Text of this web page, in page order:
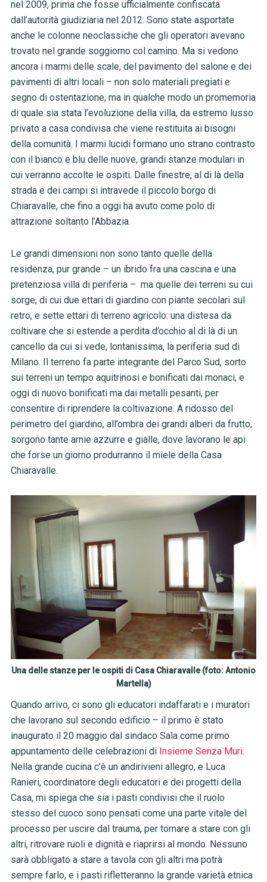
nel 2009, prima che fosse ufficialmente confiscata
dall’autorità giudiziaria nel 2012. Sono state asportate
anche le colonne neoclassiche che gli operatori avevano
trovato nel grande soggiorno col camino. Ma si vedono
ancora i marmi delle scale, del pavimento del salone e dei
pavimenti di altri locali – non solo materiali pregiati e
segno di ostentazione, ma in qualche modo un promemoria
di quale sia stata l’evoluzione della villa, da estremo lusso
privato a casa condivisa che viene restituita ai bisogni
della comunità. I marmi lucidi formano uno strano contrasto
con il bianco e blu delle nuove, grandi stanze modulari in
cui verranno accolte le ospiti. Dalle finestre, al di là della
strada e dei campi si intravede il piccolo borgo di
Chiaravalle, che fino a oggi ha avuto come polo di
attrazione soltanto l’Abbazia.
Le grandi dimensioni non sono tanto quelle della
residenza, pur grande – un ibrido fra una cascina e una
pretenziosa villa di periferia – ma quelle dei terreni su cui
sorge, di cui due ettari di giardino con piante secolari sul
retro, e sette ettari di terreno agricolo: una distesa da
coltivare che si estende a perdita d’occhio al di là di un
cancello da cui si vede, lontanissima, la periferia sud di
Milano. Il terreno fa parte integrante del Parco Sud, sorto
sui terreni un tempo aquitrinosi e bonificati dai monaci, e
oggi di nuovo bonificati ma dai metalli pesanti, per
consentire di riprendere la coltivazione. A ridosso del
perimetro del giardino, all’ombra dei grandi alberi da frutto,
sorgono tante arnie azzurre e gialle, dove lavorano le api
che forse un giorno produrranno il miele della Casa
Chiaravalle.
Una delle stanze per le ospiti di Casa Chiaravalle (foto: Antonio
Martella)
Quando arrivo, ci sono gli educatori indaffarati e i muratori
che lavorano sul secondo edificio – il primo è stato
inaugurato il 20 maggio dal sindaco Sala come primo
appuntamento delle celebrazioni di Insieme Senza Muri.
Nella grande cucina c’è un andirivieni allegro, e Luca
Ranieri, coordinatore degli educatori e dei progetti della
Casa, mi spiega che sia i pasti condivisi che il ruolo
stesso del cuoco sono pensati come una parte vitale del
processo per uscire dal trauma, per tornare a stare con gli
altri, ritrovare ruoli e dignità e riaprirsi al mondo. Nessuno
sarà obbligato a stare a tavola con gli altri ma potrà
sempre farlo, e i pasti rifletteranno la grande varietà etnica